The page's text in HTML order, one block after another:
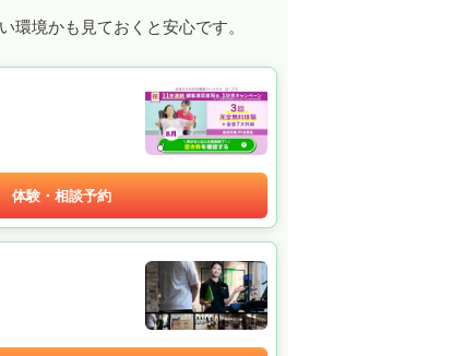
境かも見ておくと安心です。
体験・相談予約